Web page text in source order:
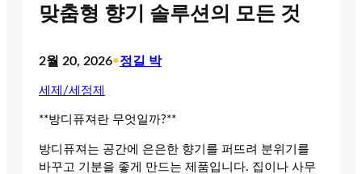
맞춤형 향기 솔루션의 모든 것
2월 20, 2026•정길 박
세제/세정제
**방디퓨져란 무엇일까?**
방디퓨져는 공간에 은은한 향기를 퍼뜨려 분위기를
바꾸고 기분을 좋게 만드는 제품입니다. 집이나 사무